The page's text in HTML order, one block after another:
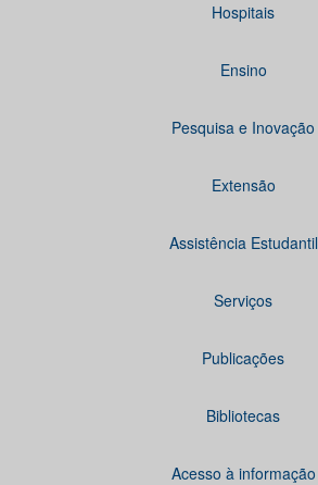
Hospitais
Ensino
Pesquisa e Inovação
Extensão
Assistência Estudantil
Serviços
Publicações
Bibliotecas
Acesso à informação